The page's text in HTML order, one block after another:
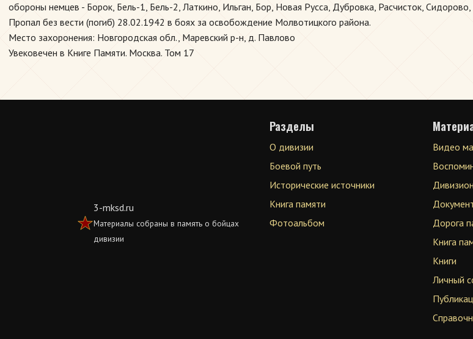
обороны немцев - Борок, Бель-1, Бель-2, Латкино, Ильган, Бор, Новая Русса, Дубровка, Расчисток,
Пропал без вести (погиб) 28.02.1942 в боях за освобождение Молвотицкого района.
Место захоронения: Новгородская обл., Маревский р-н, д. Павлово
Увековечен в Книге Памяти. Москва. Том 17
3-mksd.ru
Материалы собраны в память о бойцах
дивизии
Разделы
О дивизии
Боевой путь
Исторические источники
Книга памяти
Фотоальбом
Видео
Дорога
Книга
Книги
Личный